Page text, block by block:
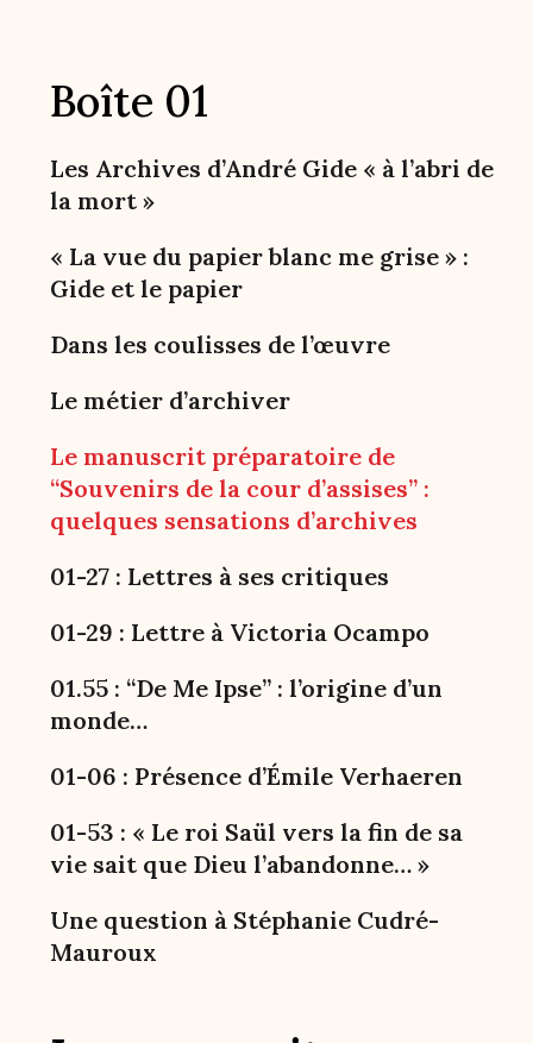
Boîte 01
Les Archives d’André Gide « à l’abri de
la mort »
« La vue du papier blanc me grise » :
Gide et le papier
Dans les coulisses de l’œuvre
Le métier d’archiver
Le manuscrit préparatoire de
“Souvenirs de la cour d’assises” :
quelques sensations d’archives
01-27 : Lettres à ses critiques
01-29 : Lettre à Victoria Ocampo
01.55 : “De Me Ipse” : l’origine d’un
monde…
01-06 : Présence d’Émile Verhaeren
01-53 : « Le roi Saül vers la fin de sa
vie sait que Dieu l’abandonne… »
Une question à Stéphanie Cudré-
Mauroux